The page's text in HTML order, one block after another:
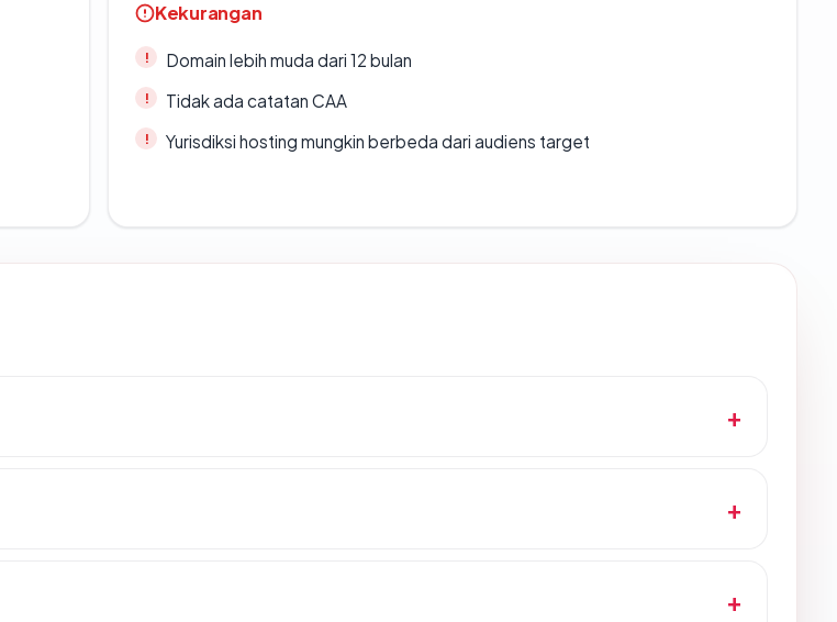
Kekurangan
Domain lebih muda dari 12 bulan
Tidak ada catatan CAA
Yurisdiksi hosting mungkin berbeda dari audiens target